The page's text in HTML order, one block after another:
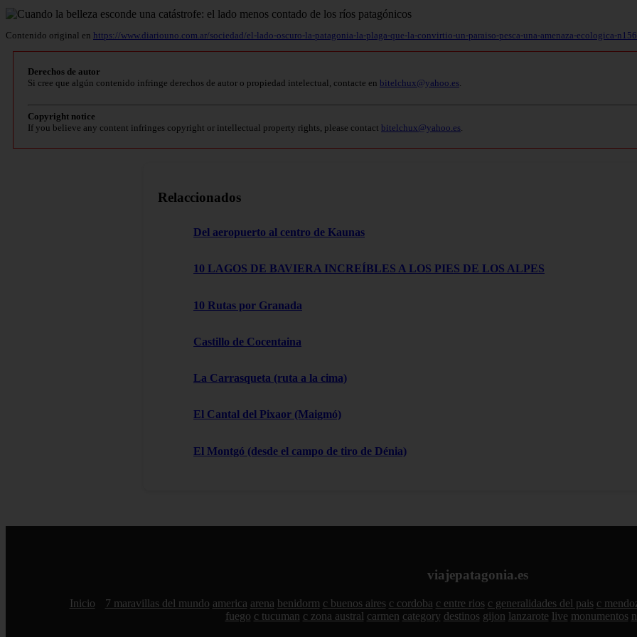
Contenido original en https://www.diariouno.com.ar/sociedad/el-lado-oscuro-la-patagonia-la-plaga-que-la-convirtio-un-paraiso-pesca-una-amenaza-ecologica-
Derechos de autor
Si cree que algún contenido infringe derechos de autor o propiedad intelectual, contacte en bitelchux@yahoo.es
Copyright notice
If you believe any content infringes copyright or intellectual property rights, please contact bitelchux@yahoo.es
Relaccionados
Del aeropuerto al centro de Kaunas
10 LAGOS DE BAVIERA INCREÍBLES A LOS PIES DE LOS ALPES
10 Rutas por Granada
Castillo de Cocentaina
La Carrasqueta (ruta a la cima)
El Cantal del Pixaor (Maigmó)
El Montgó (desde el campo de tiro de Dénia)
viajepatagonia.es
Inicio 7 maravillas del mundo america arena benidorm c buenos aires c cordoba c entre rios c generalidades del pais c
fuego c tucuman c zona austral carmen category destinos gijon lanzarote live monumentos